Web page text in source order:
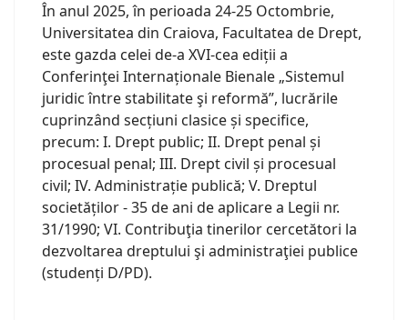
În anul 2025, în perioada 24-25 Octombrie,
Universitatea din Craiova, Facultatea de Drept,
este gazda celei de-a XVI-cea ediții a
Conferinţei Internaționale Bienale „Sistemul
juridic între stabilitate şi reformă”, lucrările
cuprinzând secțiuni clasice și specifice,
precum: I. Drept public; II. Drept penal și
procesual penal; III. Drept civil și procesual
civil; IV. Administrație publică; V. Dreptul
societăților - 35 de ani de aplicare a Legii nr.
31/1990; VI. Contribuţia tinerilor cercetători la
dezvoltarea dreptului şi administraţiei publice
(studenți D/PD).